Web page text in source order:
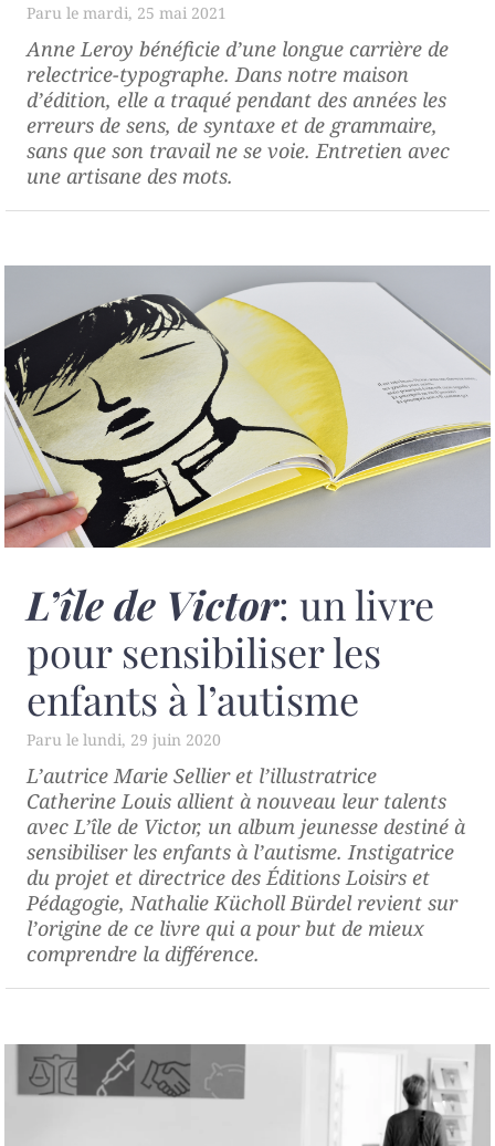
mardi, 25 mai 2021
Anne Leroy bénéficie d’une longue carrière de
relectrice-typographe. Dans notre maison
d’édition, elle a traqué pendant des années les
erreurs de sens, de syntaxe et de grammaire,
sans que son travail ne se voie. Entretien avec
une artisane des mots.
L’île de Victor: un livre
pour sensibiliser les
enfants à l’autisme
lundi, 29 juin 2020
L’autrice Marie Sellier et l’illustratrice
Catherine Louis allient à nouveau leur talents
avecL’île de Victor, un album jeunesse destiné à
sensibiliser les enfants à l’autisme. Instigatrice
du projet et directrice des Éditions Loisirs et
Pédagogie, Nathalie Kücholl Bürdel revient sur
l’origine de ce livre qui a pour but de mieux
comprendre la différence.